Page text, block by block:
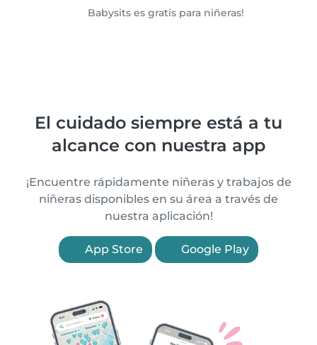
Babysits es gratis para niñeras!
El cuidado siempre está a tu
alcance con nuestra app
¡Encuentre rápidamente niñeras y trabajos de
niñeras disponibles en su área a través de
nuestra aplicación!
App Store Google Play